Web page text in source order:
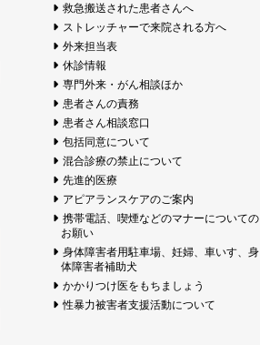
救急搬送された患者さんへ
ストレッチャーで来院される方へ
外来担当表
休診情報
専門外来・がん相談ほか
患者さんの責務
患者さん相談窓口
包括同意について
混合診療の禁止について
先進的医療
アピアランスケアのご案内
携帯電話、喫煙などのマナーについての
お願い
身体障害者用駐車場、妊婦、車いす、身
体障害者補助犬
かかりつけ医をもちましょう
性暴力被害者支援活動について